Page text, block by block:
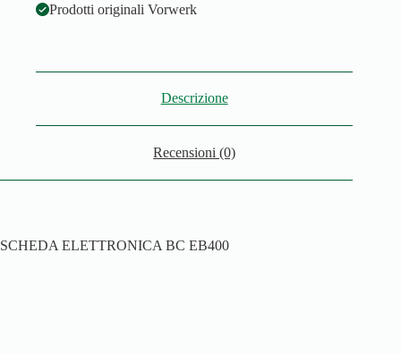
Prodotti originali Vorwerk
Descrizione
Recensioni (0)
SCHEDA ELETTRONICA BC EB400